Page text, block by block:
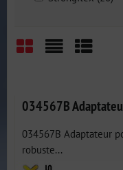
034567B
034567B Adaptateur
robuste...